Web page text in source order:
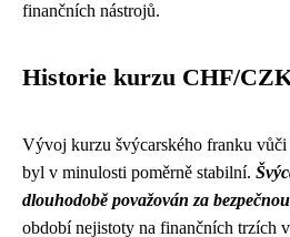
finančních nástrojů.
Historie kurzu CHF/
Vývoj kurzu švýcarského franku
byl v minulosti poměrně stabilní.
dlouhodobě považován za
období nejistoty na finančních trzích